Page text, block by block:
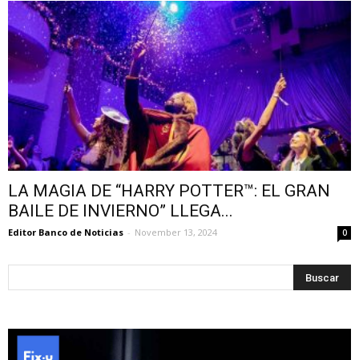
LA MAGIA DE “HARRY POTTER™: EL GRAN
BAILE DE INVIERNO” LLEGA...
Editor Banco de Noticias - November 13, 2024 0